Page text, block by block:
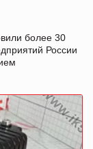
более 30
России